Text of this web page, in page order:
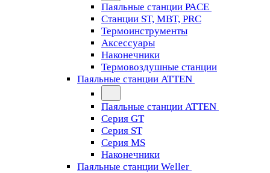
Паяльные станции PACE
Станции ST, MBT, PRC
Термоинструменты
Аксессуары
Наконечники
Термовоздушные станции
Паяльные станции ATTEN
Паяльные станции ATTEN
Серия GT
Серия ST
Серия MS
Наконечники
Паяльные станции Weller